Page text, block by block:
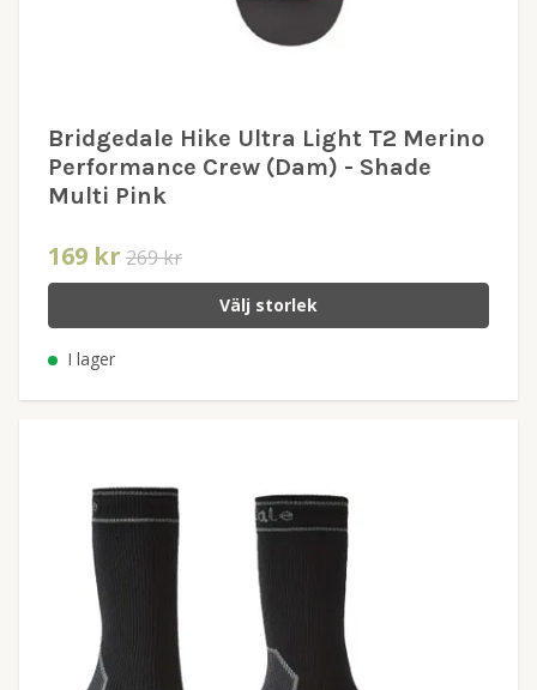
Bridgedale Hike Ultra Light T2 Merino
Performance Crew (Dam) - Shade
Multi Pink
169 kr 269 kr
Välj storlek
I lager